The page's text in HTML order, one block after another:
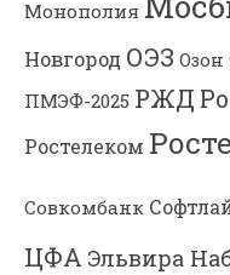
Монополия
Новгород ОЭЗ
ПМЭФ-2025 РЖД
Ростелеком
Совкомбанк
ЦФА Эльвира